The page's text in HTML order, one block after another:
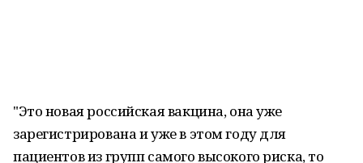
"Это новая российская вакцина, она уже
зарегистрирована и уже в этом году для
пациентов из групп самого высокого риска, то